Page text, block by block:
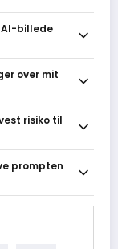
AI-billede
med
vise god tro
over mit
afsenderen for
ved
risiko til
og mulighed for
eller obscure
prompten
hjælper med